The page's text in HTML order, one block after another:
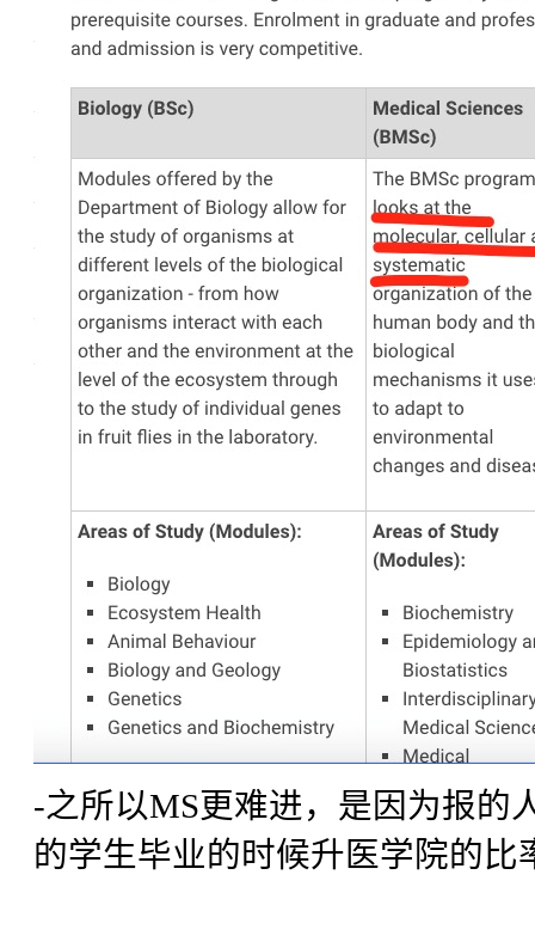
-之所以MS更难进，是因为报的
的学生毕业的时候升医学院的比